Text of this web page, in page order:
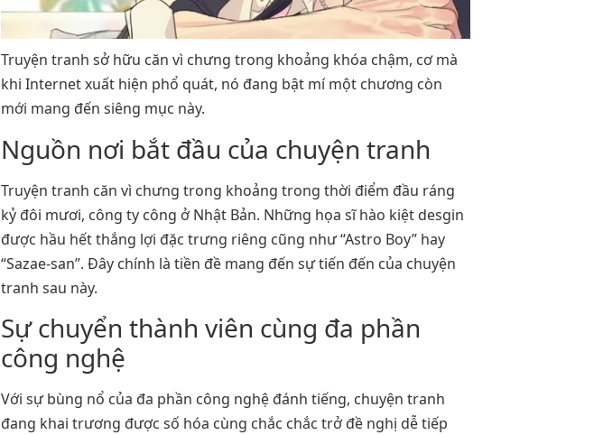
Truyện tranh sở hữu căn vì chưng trong khoảng khóa chậm, cơ mà
khi Internet xuất hiện phổ quát, nó đang bật mí một chương còn
mới mang đến siêng mục này.
Nguồn nơi bắt đầu của chuyện tranh
Truyện tranh căn vì chưng trong khoảng trong thời điểm đầu ráng
kỷ đôi mươi, công ty công ở Nhật Bản. Những họa sĩ hào kiệt desgin
được hầu hết thắng lợi đặc trưng riêng cũng như “Astro Boy” hay
“Sazae-san”. Đây chính là tiền đề mang đến sự tiến đến của chuyện
tranh sau này.
Sự chuyển thành viên cùng đa phần
công nghệ
Với sự bùng nổ của đa phần công nghệ đánh tiếng, chuyện tranh
đang khai trương được số hóa cùng chắc chắc trở đề nghị dễ tiếp